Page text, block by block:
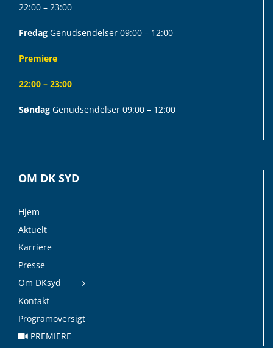
22:00 – 23:00
Fredag Genudsendelser 09:00 – 12:00
Premiere
22:00 – 23:00
Søndag Genudsendelser 09:00 – 12:00
OM DK SYD
Hjem
Aktuelt
Karriere
Presse
Om DKsyd
Kontakt
Programoversigt
PREMIERE